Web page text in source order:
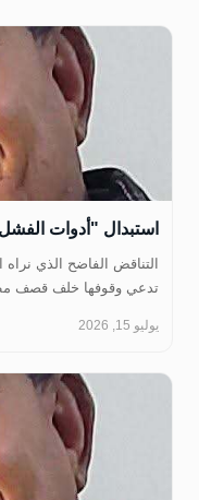
استبدال "أدوات
التناقض الفاضح الذي
تدعي وقوفها خلف قصف
يوليو 15, 2026